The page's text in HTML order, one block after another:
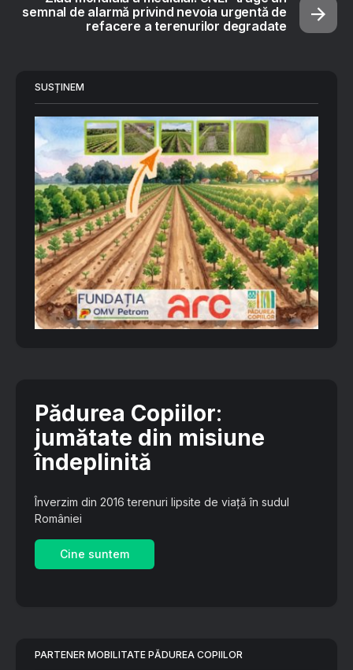
semnal de alarmă privind nevoia urgentă de
refacere a terenurilor degradate
SUSȚINEM
Pădurea Copiilor:
jumătate din misiune
îndeplinită
Înverzim din 2016 terenuri lipsite de viață în sudul
României
Cine suntem
PARTENER MOBILITATE PĂDUREA COPIILOR